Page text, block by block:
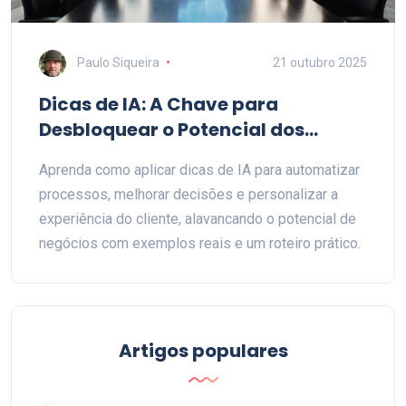
Paulo Siqueira 21 outubro 2025
Dicas de IA: A Chave para
Desbloquear o Potencial dos
Aprenda como aplicar dicas de IA para automatizar
processos, melhorar decisões e personalizar a
experiência do cliente, alavancando o potencial de
negócios com exemplos reais e um roteiro prático.
Artigos populares